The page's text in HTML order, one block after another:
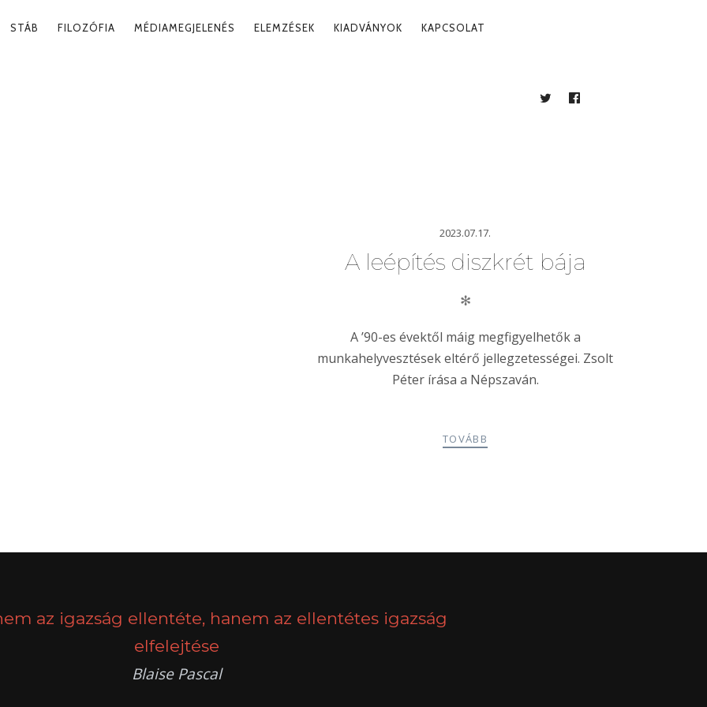
STÁB FILOZÓFIA MÉDIAMEGJELENÉS ELEMZÉSEK KIADVÁNYOK KAPCSOLAT
TWITTERFACEBOOK
2023.07.17.
A leépítés diszkrét bája
✻
A ’90-es évektől máig megfigyelhetők a
munkahelyvesztések eltérő jellegzetességei. Zsolt
Péter írása a Népszaván.
TOVÁBB
az igazság ellentéte, hanem az ellentétes igazság
elfelejtése
Blaise Pascal